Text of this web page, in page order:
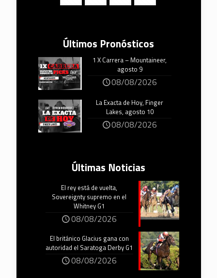
Últimos Pronósticos
1 X Carrera – Mountaineer,
agosto 9
08/08/2026
La Exacta de Hoy, Finger
Lakes, agosto 10
08/08/2026
Últimas Noticias
El rey está de vuelta,
Sovereignty supremo en el
Whitney G1
08/08/2026
El británico Glacius gana con
autoridad el Saratoga Derby G1
08/08/2026